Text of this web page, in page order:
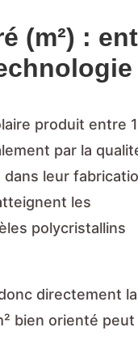
(m²) :
produit entre
par la
leur
les
polycristallins
directement la
bien orienté peut